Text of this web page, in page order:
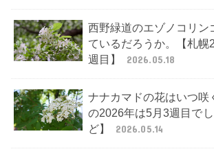
西野緑道のエゾノコリン
ているだろうか。【札幌
週目】
2026.05.18
ナナカマドの花はいつ咲
の2026年は5月3週目で
ど】
2026.05.14